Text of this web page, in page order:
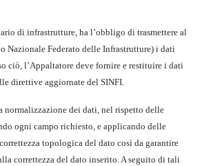
di infrastrutture, ha l’obbligo di trasmettere al
Nazionale Federato delle Infrastrutture) i dati
ciò, l’Appaltatore deve fornire e restituire i dati
direttive aggiornate del SINFI.
normalizzazione dei dati, nel rispetto delle
ogni campo richiesto, e applicando delle
topologica del dato così da garantire
correttezza del dato inserito. A seguito di tali